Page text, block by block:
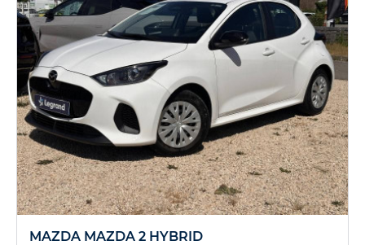
MAZDA MAZDA 2 HYBRID